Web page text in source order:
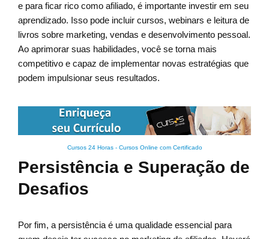
e para ficar rico como afiliado, é importante investir em seu
aprendizado. Isso pode incluir cursos, webinars e leitura de
livros sobre marketing, vendas e desenvolvimento pessoal.
Ao aprimorar suas habilidades, você se torna mais
competitivo e capaz de implementar novas estratégias que
podem impulsionar seus resultados.
Cursos 24 Horas - Cursos Online com Certificado
Persistência e Superação de
Desafios
Por fim, a persistência é uma qualidade essencial para